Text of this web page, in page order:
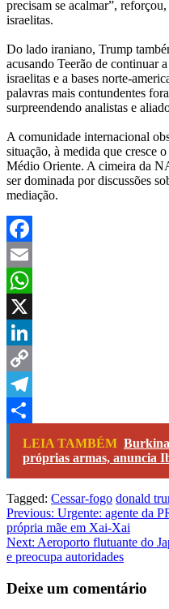
precisam se acalmar”,
israelitas.
Do lado iraniano, Trump
acusando Teerão de continuar
israelitas e a bases norte-
palavras mais contundentes
surpreendendo analistas e
A comunidade internacional
situação, à medida que cresce
Médio Oriente. A cimeira da
ser dominada por discussões
mediação.
Facebook
Email
WhatsApp
X
LinkedIn
Copy
Link
Telegram
Share
LEIA TAMBÉM Burkina
próprias armas, anuncia
Tagged: Cessar-fogo donald
Navegação
de
artigos
Previous: Urgente: agente da
própria mãe em Xai-Xai
Next: Aeroporto flutuante do
e preocupa autoridades
Deixe um comentário